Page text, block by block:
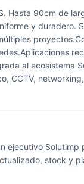
Hasta 90cm de
y duradero.
al ecosistema
CCTV,
ejecutivo Solutimp
stock y